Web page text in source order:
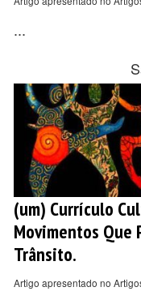
...
(um) Currículo
Movimentos Que
Trânsito.
Artigo apresentado no